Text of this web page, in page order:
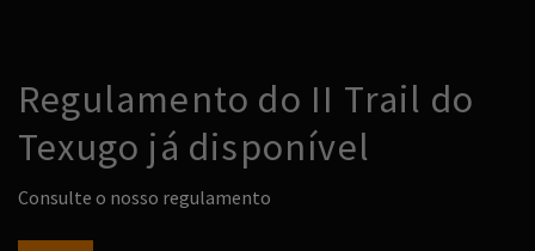
Regulamento do II Trail do
Texugo já disponível
Consulte o nosso regulamento